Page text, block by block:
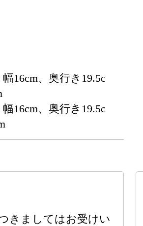
16cm、奥行き19.5c
16cm、奥行き19.5c
きましてはお受けい